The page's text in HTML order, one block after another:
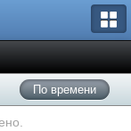
По времени